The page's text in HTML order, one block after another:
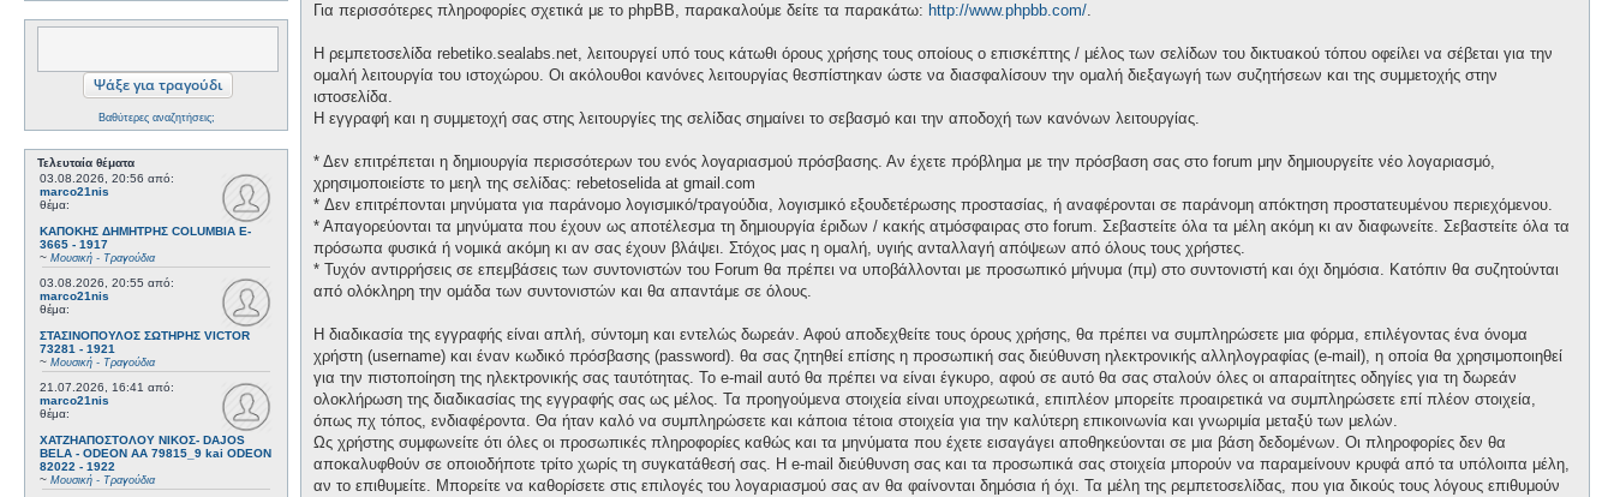
Βαθύτερες αναζητήσεις;
Τελευταία θέματα
03.08.2026, 20:56 από:
marco21nis
θέμα:
ΚΑΠΟΚΗΣ ΔΗΜΗΤΡΗΣ COLUMBIA E-
3665 - 1917
~ Μουσική - Τραγούδια
03.08.2026, 20:55 από:
marco21nis
θέμα:
ΣΤΑΣΙΝΟΠΟΥΛΟΣ ΣΩΤΗΡΗΣ VICTOR
73281 - 1921
~ Μουσική - Τραγούδια
21.07.2026, 16:41 από:
marco21nis
θέμα:
ΧΑΤΖΗΑΠΟΣΤΟΛΟΥ ΝΙΚΟΣ- DAJOS
BELA - ODEON AA 79815_9 kai ODEON
82022 - 1922
~ Μουσική - Τραγούδια
Για περισσότερες πληροφορίες σχετικά με το phpBB, παρακαλούμε δείτε τα παρακάτω: http://www.phpbb.com/.
Η ρεμπετοσελίδα rebetiko.sealabs.net, λειτουργεί υπό τους κάτωθι όρους χρήσης τους οποίους ο επισκέπτης / μέλος των σελίδων του δικτυακού τόπου οφείλει να σέβεται για την
ομαλή λειτουργία του ιστοχώρου. Οι ακόλουθοι κανόνες λειτουργίας θεσπίστηκαν ώστε να διασφαλίσουν την ομαλή διεξαγωγή των συζητήσεων και της συμμετοχής στην
ιστοσελίδα.
Η εγγραφή και η συμμετοχή σας στης λειτουργίες της σελίδας σημαίνει το σεβασμό και την αποδοχή των κανόνων λειτουργίας.
* Δεν επιτρέπεται η δημιουργία περισσότερων του ενός λογαριασμού πρόσβασης. Αν έχετε πρόβλημα με την πρόσβαση σας στο forum μην δημιουργείτε νέο λογαριασμό,
χρησιμοποιείστε το μεηλ της σελίδας: rebetoselida at gmail.com
* Δεν επιτρέπονται μηνύματα για παράνομο λογισμικό/τραγούδια, λογισμικό εξουδετέρωσης προστασίας, ή αναφέρονται σε παράνομη απόκτηση προστατευμένου περιεχόμενου.
* Απαγορεύονται τα μηνύματα που έχουν ως αποτέλεσμα τη δημιουργία έριδων / κακής ατμόσφαιρας στο forum. Σεβαστείτε όλα τα μέλη ακόμη κι αν διαφωνείτε. Σεβαστείτε όλα τα
πρόσωπα φυσικά ή νομικά ακόμη κι αν σας έχουν βλάψει. Στόχος μας η ομαλή, υγιής ανταλλαγή απόψεων από όλους τους χρήστες.
* Τυχόν αντιρρήσεις σε επεμβάσεις των συντονιστών του Forum θα πρέπει να υποβάλλονται με προσωπικό μήνυμα (πμ) στο συντονιστή και όχι δημόσια. Κατόπιν θα συζητούνται
από ολόκληρη την ομάδα των συντονιστών και θα απαντάμε σε όλους.
Η διαδικασία της εγγραφής είναι απλή, σύντομη και εντελώς δωρεάν. Αφού αποδεχθείτε τους όρους χρήσης, θα πρέπει να συμπληρώσετε μια φόρμα, επιλέγοντας ένα όνομα
χρήστη (username) και έναν κωδικό πρόσβασης (password). θα σας ζητηθεί επίσης η προσωπική σας διεύθυνση ηλεκτρονικής αλληλογραφίας (e-mail), η οποία θα χρησιμοποιηθεί
για την πιστοποίηση της ηλεκτρονικής σας ταυτότητας. Το e-mail αυτό θα πρέπει να είναι έγκυρο, αφού σε αυτό θα σας σταλούν όλες οι απαραίτητες οδηγίες για τη δωρεάν
ολοκλήρωση της διαδικασίας της εγγραφής σας ως μέλος. Τα προηγούμενα στοιχεία είναι υποχρεωτικά, επιπλέον μπορείτε προαιρετικά να συμπληρώσετε επί πλέον στοιχεία,
όπως πχ τόπος, ενδιαφέροντα. Θα ήταν καλό να συμπληρώσετε και κάποια τέτοια στοιχεία για την καλύτερη επικοινωνία και γνωριμία μεταξύ των μελών.
Ως χρήστης συμφωνείτε ότι όλες οι προσωπικές πληροφορίες καθώς και τα μηνύματα που έχετε εισαγάγει αποθηκεύονται σε μια βάση δεδομένων. Οι πληροφορίες δεν θα
αποκαλυφθούν σε οποιοδήποτε τρίτο χωρίς τη συγκατάθεσή σας. Η e-mail διεύθυνση σας και τα προσωπικά σας στοιχεία μπορούν να παραμείνουν κρυφά από τα υπόλοιπα μέλη,
αν το επιθυμείτε. Μπορείτε να καθορίσετε στις επιλογές του λογαριασμού σας αν θα φαίνονται δημόσια ή όχι. Τα μέλη της ρεμπετοσελίδας, που για δικούς τους λόγους επιθυμούν